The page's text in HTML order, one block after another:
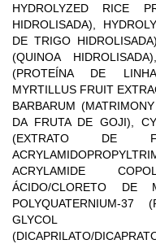
HYDROLYZED RICE
HIDROLISADA),
DE TRIGO
(QUINOA
(PROTEÍNA DE
MYRTILLUS FRUIT
BARBARUM
DA FRUTA DE GOJI),
(EXTRATO DE
ACRYLAMIDE
ÁCIDO/CLORETO DE
POLYQUATERNIUM-37
GLYCOL
(DICAPRILATO/